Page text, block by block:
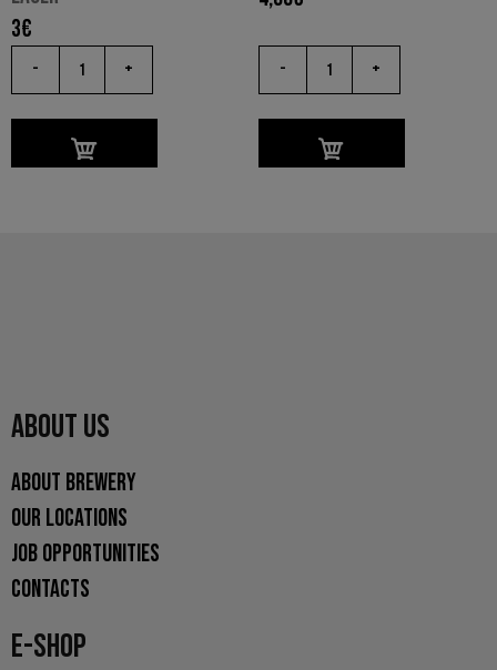
3€
- + - +
ABOUT US
ABOUT BREWERY
OUR LOCATIONS
JOB OPPORTUNITIES
CONTACTS
E-SHOP